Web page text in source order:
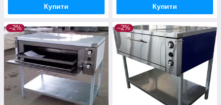
Купити Купити
–2% –2%